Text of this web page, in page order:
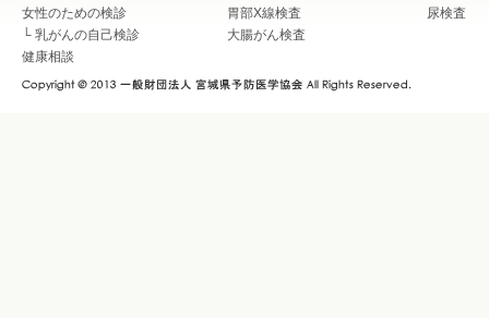
女性のための検診
└ 乳がんの自己検診
健康相談
胃部X線検査
尿検査
大腸がん検査